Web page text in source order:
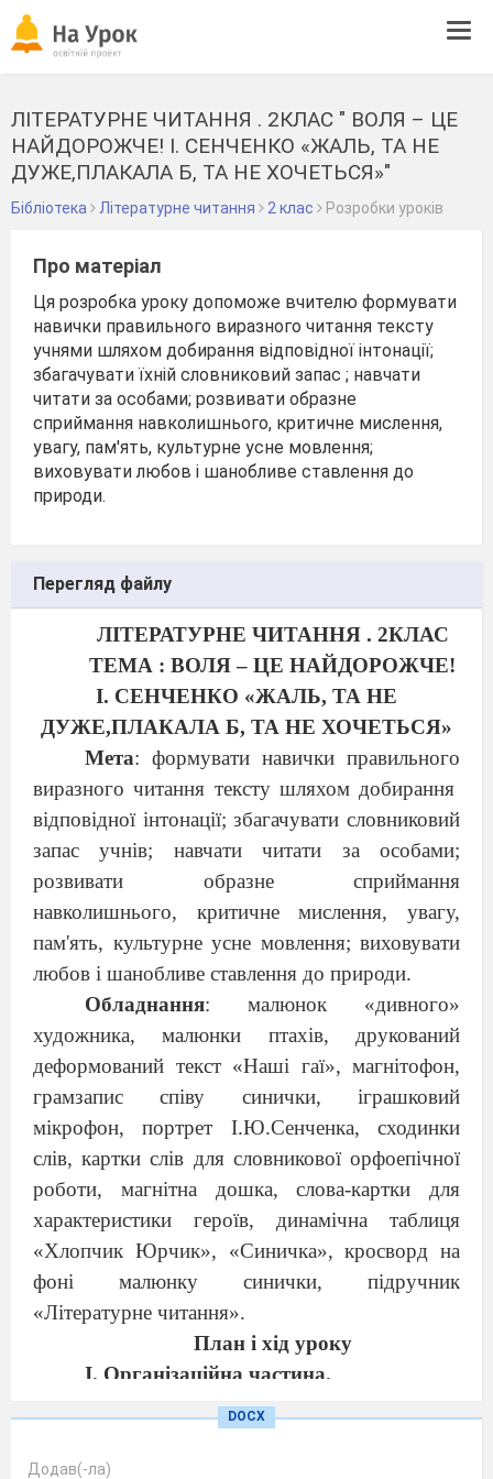
ЛІТЕРАТУРНЕ ЧИТАННЯ . 2КЛАС " ВОЛЯ – ЦЕ
НАЙДОРОЖЧЕ! І. СЕНЧЕНКО «ЖАЛЬ, ТА НЕ
ДУЖЕ,ПЛАКАЛА Б, ТА НЕ ХОЧЕТЬСЯ»"
Бібліотека Літературне читання 2 клас Розробки уроків
Про матеріал
Ця розробка уроку допоможе вчителю формувати
навички правильного виразного читання тексту
учнями шляхом добирання відповідної інтонації;
збагачувати їхній словниковий запас ; навчати
читати за особами; розвивати образне
сприймання навколишнього, критичне мислення,
увагу, пам'ять, культурне усне мовлення;
виховувати любов і шанобливе ставлення до
природи.
Перегляд файлу
ЛІТЕРАТУРНЕ ЧИТАННЯ . 2КЛАС
ТЕМА : ВОЛЯ – ЦЕ НАЙДОРОЖЧЕ!
І. СЕНЧЕНКО «ЖАЛЬ, ТА НЕ
ДУЖЕ,ПЛАКАЛА Б, ТА НЕ ХОЧЕТЬСЯ»
Мета: формувати навички правильного
виразного читання тексту шляхом добирання
відповідної інтонації; збагачувати словниковий
запас учнів; навчати читати за особами;
розвивати образне сприймання
навколишнього, критичне мислення, увагу,
пам'ять, культурне усне мовлення; виховувати
любов і шанобливе ставлення до природи.
Обладнання: малюнок «дивного»
художника, малюнки птахів, друкований
деформований текст «Наші гаї», магнітофон,
грамзапис співу синички, іграшковий
мікрофон, портрет І.Ю.Сенченка, сходинки
слів, картки слів для словникової орфоепічної
роботи, магнітна дошка, слова-картки для
характеристики героїв, динамічна таблиця
«Хлопчик Юрчик», «Синичка», кросворд на
фоні малюнку синички, підручник
«Літературне читання».
План і хід уроку
I. Організаційна частина.
. Перевірка домашнього завдання.
1. Виразне читання вірша Л.Костенко
«Перекинута шпаківня», (с. 90-91).
DOCX
Додав(-ла)